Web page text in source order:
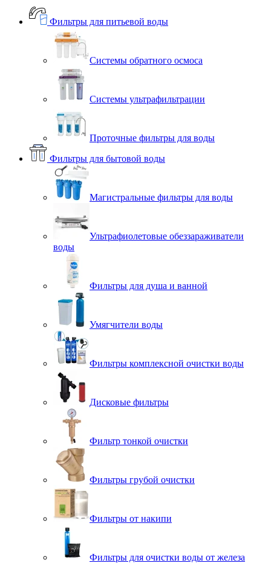
Фильтры для питьевой воды
Системы обратного осмоса
Системы ультрафильтрации
Проточные фильтры для воды
Фильтры для бытовой воды
Магистральные фильтры для воды
Ультрафиолетовые обеззараживатели
воды
Фильтры для душа и ванной
Умягчители воды
Фильтры комплексной очистки воды
Дисковые фильтры
Фильтр тонкой очистки
Фильтры грубой очистки
Фильтры от накипи
Фильтры для очистки воды от железа